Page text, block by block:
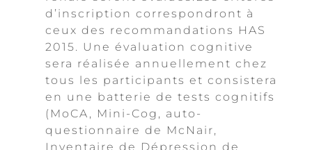
d’inscription correspondront à
ceux des recommandations HAS
2015. Une évaluation cognitive
sera réalisée annuellement chez
tous les participants et consistera
en une batterie de tests cognitifs
(MoCA, Mini-Cog, auto-
questionnaire de McNair,
Inventaire de Dépression de